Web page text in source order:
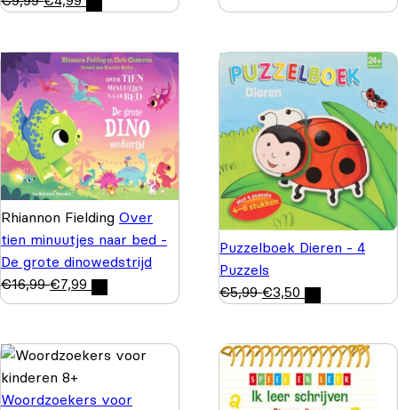
Rhiannon Fielding Over
tien minuutjes naar bed -
De grote dinowedstrijd
€16,99 €7,99
Puzzelboek Dieren - 4
Puzzels
€5,99 €3,50
Woordzoekers voor